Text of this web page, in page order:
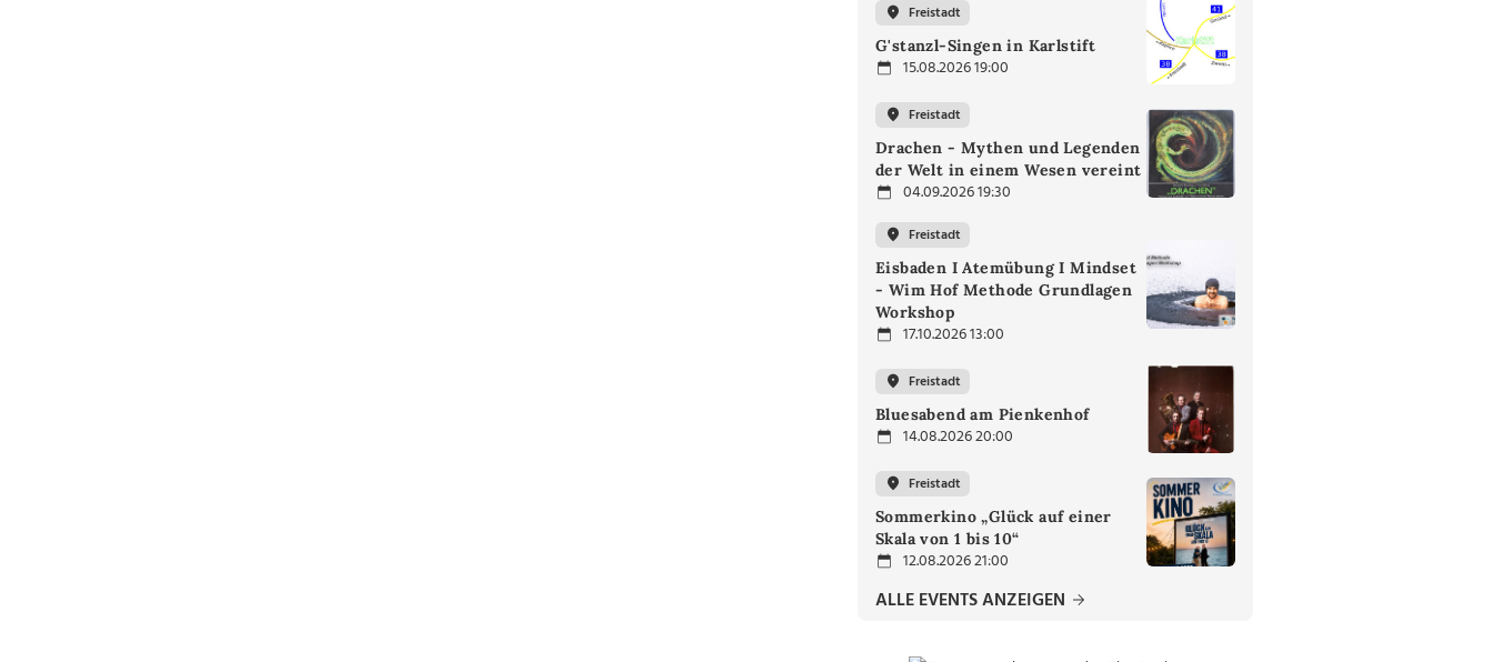
Freistadt
G'stanzl-Singen in Karlstift
15.08.2026 19:00
Freistadt
Drachen - Mythen und Legenden
der Welt in einem Wesen vereint
04.09.2026 19:30
Freistadt
Eisbaden I Atemübung I Mindset
- Wim Hof Methode Grundlagen
Workshop
17.10.2026 13:00
Freistadt
Bluesabend am Pienkenhof
14.08.2026 20:00
Freistadt
Sommerkino „Glück auf einer
Skala von 1 bis 10“
12.08.2026 21:00
ALLE EVENTS ANZEIGEN